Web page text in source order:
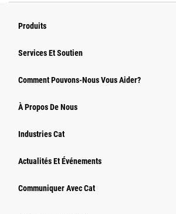
Produits
Services Et Soutien
Comment Pouvons-Nous Vous Aider?
À Propos De Nous
Industries Cat
Actualités Et Événements
Communiquer Avec Cat